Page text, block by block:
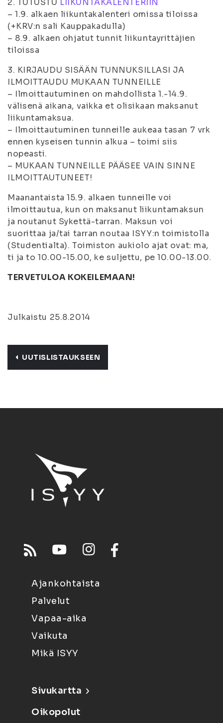
2. TUTUSTU LIIKUNTAKALENTERIIN
– 1.9. alkaen liikuntakalenteri omissa tiloissa
(+KRV:n sali Kauppakadulla)
– 8.9. alkaen ohjatut tunnit liikuntayrittäjien
tiloissa
3. KIRJAUDU SISÄÄN TUNNUKSILLASI JA
ILMOITTAUDU MUKAAN TUNNEILLE
– Ilmoittautuminen on mahdollista 1.-14.9.
välisenä aikana, vaikka et olisikaan maksanut
liikuntamaksua.
– Ilmoittautuminen tunneille aukeaa tasan 7 vrk
ennen kyseisen tunnin alkua – toimi siis
nopeasti.
– MUKAAN TUNNEILLE PÄÄSEE VAIN SINNE
ILMOITTAUTUNEET!
Maanantaista 15.9. alkaen tunneille voi
ilmoittautua, kun on maksanut liikuntamaksun
ja noutanut Sykettä-tarran. Maksun voi
suorittaa ja/tai tarran noutaa ISYY:n toimistolla
(Studentialta). Toimiston aukiolo ajat ovat: ma,
ti ja to 10.00-15.00, ke suljettu, pe 10.00-13.00.
TERVETULOA KOKEILEMAAN!
Julkaistu 25.8.2014
UUTISLISTAUKSEEN
Ajankohtaista
Palvelut
Vapaa-aika
Vaikuta
Mikä ISYY
Sivukartta
Oikopolut